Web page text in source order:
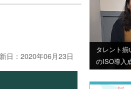
日：2020年06月23日
タレント
のISO導入